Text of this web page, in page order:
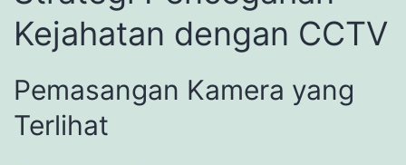
Kejahatan dengan CCTV
Pemasangan Kamera yang
Terlihat